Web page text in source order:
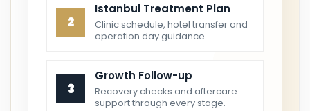
2
Istanbul Treatment Plan
Clinic schedule, hotel transfer and
operation day guidance.
3
Growth Follow-up
Recovery checks and aftercare
support through every stage.